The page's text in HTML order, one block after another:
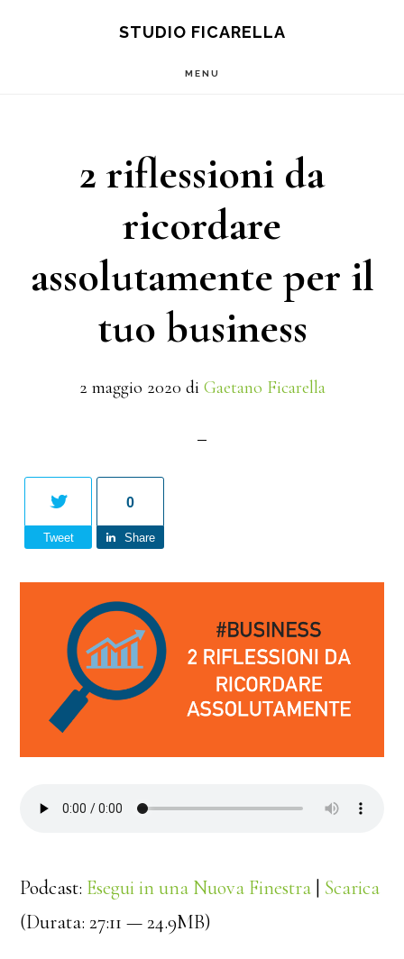
STUDIO FICARELLA
MENU
2 riflessioni da
ricordare
assolutamente per il
tuo business
2 maggio 2020 di Gaetano Ficarella
Tweet
0
Share
Podcast: Esegui in una Nuova Finestra
Scarica
(Durata: 27:11 — 24.9MB)